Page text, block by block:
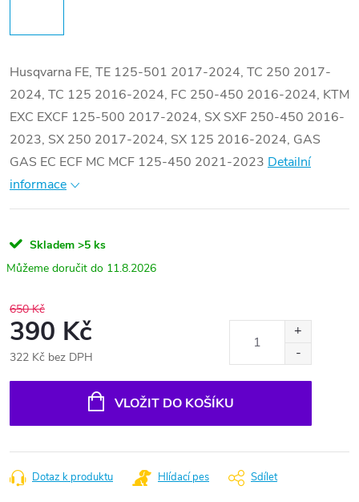
Husqvarna FE, TE 125-501 2017-2024, TC 250 2017-
2024, TC 125 2016-2024, FC 250-450 2016-2024, KTM
EXC EXCF 125-500 2017-2024, SX SXF 250-450 2016-
2023, SX 250 2017-2024, SX 125 2016-2024, GAS
GAS EC ECF MC MCF 125-450 2021-2023 Detailní
informace
Skladem >5 ks
11.8.2026
650 Kč
390 Kč
322 Kč bez DPH
VLOŽIT DO KOŠÍKU
Dotaz k produktu Hlídací pes Sdílet